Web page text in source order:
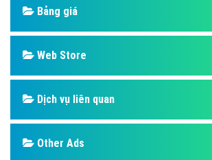
Bảng giá
Web Store
Dịch vụ liên quan
Other Ads